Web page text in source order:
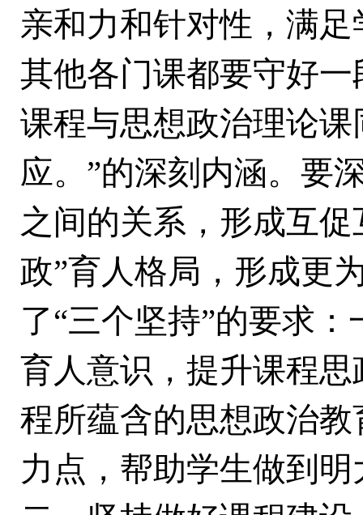
亲和力和针对性，满
其他各门课都要守好
课程与思想政治理论
应。”的深刻内涵。要
之间的关系，形成互
政”育人格局，形成更
了“三个坚持”的要求
育人意识，提升课程
程所蕴含的思想政治
力点，帮助学生做到